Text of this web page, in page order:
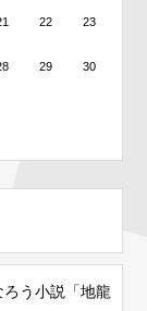
22 23
29 30
う小説「地龍